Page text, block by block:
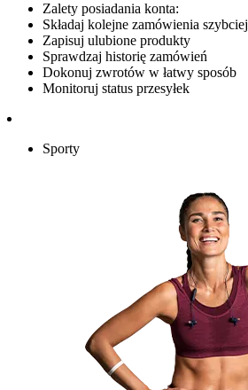
Zalety posiadania konta:
Składaj kolejne zamówienia szybciej
Zapisuj ulubione produkty
Sprawdzaj historię zamówień
Dokonuj zwrotów w łatwy sposób
Monitoruj status przesyłek
Sporty